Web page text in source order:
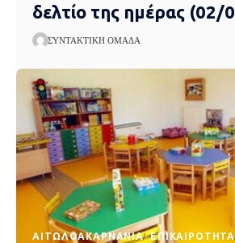
δελτίο της ημέρας (02/
ΣΥΝΤΑΚΤΙΚΉ ΟΜΆΔΑ
AΙΤΩΛΟΑΚΑΡΝΑΝΊΑ EΠΙΚΑΙΡΌΤΗΤΑ